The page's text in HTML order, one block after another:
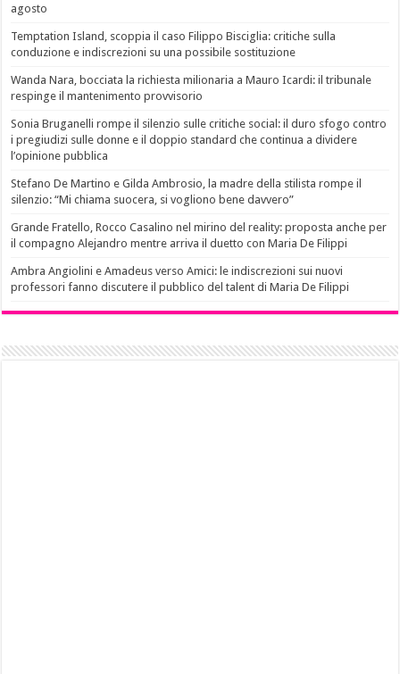
agosto
Temptation Island, scoppia il caso Filippo Bisciglia: critiche sulla
conduzione e indiscrezioni su una possibile sostituzione
Wanda Nara, bocciata la richiesta milionaria a Mauro Icardi: il tribunale
respinge il mantenimento provvisorio
Sonia Bruganelli rompe il silenzio sulle critiche social: il duro sfogo contro
i pregiudizi sulle donne e il doppio standard che continua a dividere
l’opinione pubblica
Stefano De Martino e Gilda Ambrosio, la madre della stilista rompe il
silenzio: “Mi chiama suocera, si vogliono bene davvero”
Grande Fratello, Rocco Casalino nel mirino del reality: proposta anche per
il compagno Alejandro mentre arriva il duetto con Maria De Filippi
Ambra Angiolini e Amadeus verso Amici: le indiscrezioni sui nuovi
professori fanno discutere il pubblico del talent di Maria De Filippi